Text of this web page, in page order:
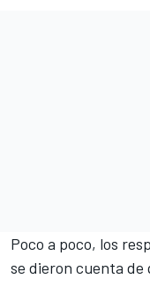
Poco a poco, los
se dieron cuenta de